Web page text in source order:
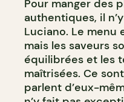
Pour manger des
authentiques, il
Luciano. Le menu
mais les saveurs
équilibrées et les
maîtrisées. Ce
parlent d’eux-